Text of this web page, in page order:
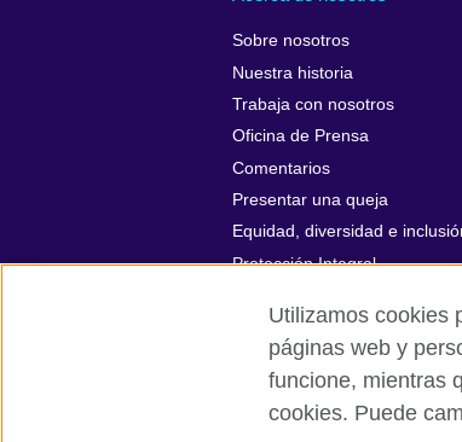
Sobre nosotros
Nuestra historia
Trabaja con nosotros
Oficina de Prensa
Comentarios
Presentar una queja
Equidad, diversidad e
Protección Integral
British Council global
Utilizamos cookies
páginas web y
funcione, mientras
cookies. Puede